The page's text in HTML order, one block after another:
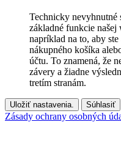
Technicky nevyhnutné
základné funkcie našej
napríklad na to, aby
nákupného košíka
účtu. To znamená, že
závery a žiadne
tretím stranám.
Uložiť nastavenia. Súhlasiť
Zásady ochrany osobných